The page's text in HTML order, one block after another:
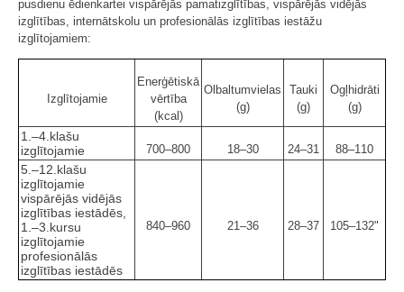
pusdienu ēdienkartei vispārējās pamatizglītības, vispārējās vidējās
izglītības, internātskolu un profesionālās izglītības iestāžu
izglītojamiem:
Izglītojamie
Enerģētiskā
vērtība
(kcal)
Olbaltumvielas
(g)
Tauki
(g)
Ogļhidrāti
(g)
1.–4.klašu
izglītojamie
700–800 18–30 24–31 88–110
5.–12.klašu
izglītojamie
vispārējās vidējās
izglītības iestādēs,
1.–3.kursu
izglītojamie
profesionālās
izglītības iestādēs
840–960 21–36 28–37 105–132"